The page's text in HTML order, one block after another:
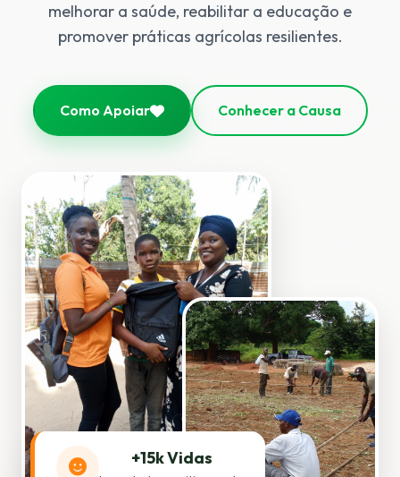
melhorar a saúde, reabilitar a educação e
promover práticas agrícolas resilientes.
Como Apoiar Conhecer a Causa
+15k Vidas